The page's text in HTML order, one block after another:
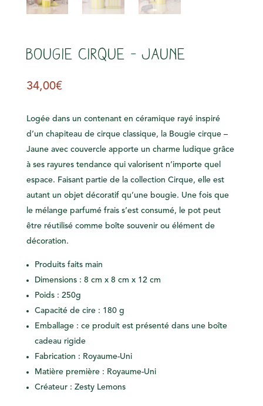
Bougie cirque – Jaune
34,00€
Logée dans un contenant en céramique rayé inspiré
d’un chapiteau de cirque classique, la Bougie cirque –
Jaune avec couvercle apporte un charme ludique grâce
à ses rayures tendance qui valorisent n’importe quel
espace. Faisant partie de la collection Cirque, elle est
autant un objet décoratif qu’une bougie. Une fois que
le mélange parfumé frais s’est consumé, le pot peut
être réutilisé comme boîte souvenir ou élément de
décoration.
Produits faits main
Dimensions : 8 cm x 8 cm x 12 cm
Poids : 250g
Capacité de cire : 180 g
Emballage : ce produit est présenté dans une boîte
cadeau rigide
Fabrication : Royaume-Uni
Matière première : Royaume-Uni
Créateur : Zesty Lemons